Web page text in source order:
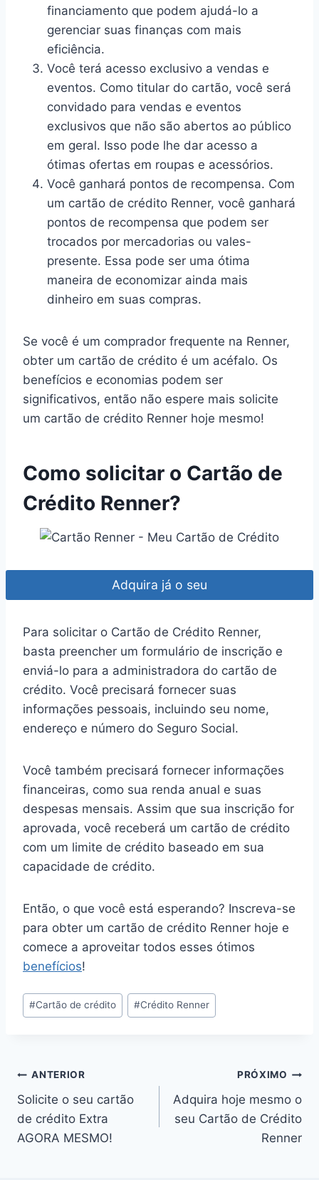
financiamento que podem ajudá-lo a
gerenciar suas finanças com mais
eficiência.
Você terá acesso exclusivo a vendas e
eventos. Como titular do cartão, você será
convidado para vendas e eventos
exclusivos que não são abertos ao público
em geral. Isso pode lhe dar acesso a
ótimas ofertas em roupas e acessórios.
Você ganhará pontos de recompensa. Com
um cartão de crédito Renner, você ganhará
pontos de recompensa que podem ser
trocados por mercadorias ou vales-
presente. Essa pode ser uma ótima
maneira de economizar ainda mais
dinheiro em suas compras.
Se você é um comprador frequente na Renner,
obter um cartão de crédito é um acéfalo. Os
benefícios e economias podem ser
significativos, então não espere mais solicite
um cartão de crédito Renner hoje mesmo!
Como solicitar o Cartão de
Crédito Renner?
Adquira já o seu
Para solicitar o Cartão de Crédito Renner,
basta preencher um formulário de inscrição e
enviá-lo para a administradora do cartão de
crédito. Você precisará fornecer suas
informações pessoais, incluindo seu nome,
endereço e número do Seguro Social.
Você também precisará fornecer informações
financeiras, como sua renda anual e suas
despesas mensais. Assim que sua inscrição for
aprovada, você receberá um cartão de crédito
com um limite de crédito baseado em sua
capacidade de crédito.
Então, o que você está esperando? Inscreva-se
para obter um cartão de crédito Renner hoje e
comece a aproveitar todos esses ótimos
benefícios!
#Cartão de crédito #Crédito Renner
ANTERIOR
Solicite o seu cartão
de crédito Extra
AGORA MESMO!
PRÓXIMO
Adquira hoje mesmo o
seu Cartão de Crédito
Renner